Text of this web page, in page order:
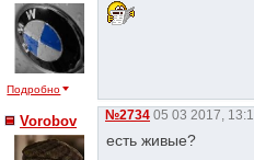
Подробно
Vorobov №2734 05 03 2017,
есть живые?